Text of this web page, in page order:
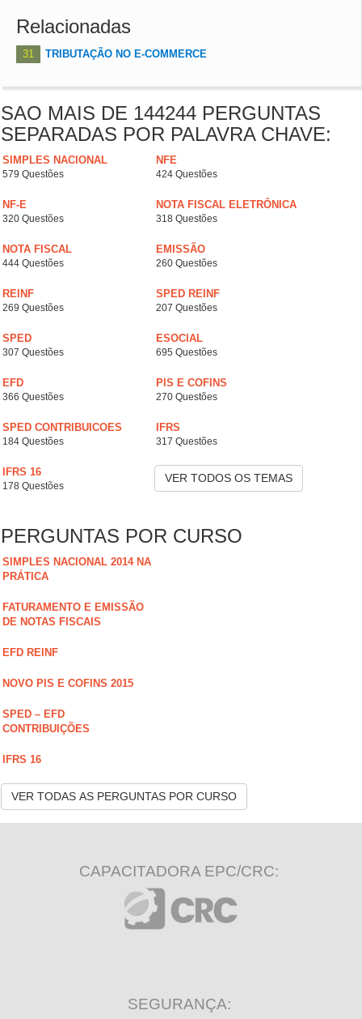
Relacionadas
31 TRIBUTAÇÃO NO E-COMMERCE
SAO MAIS DE 144244 PERGUNTAS
SEPARADAS POR PALAVRA CHAVE:
SIMPLES NACIONAL
579 Questões
NFE
424 Questões
NF-E
320 Questões
NOTA FISCAL ELETRÔNICA
318 Questões
NOTA FISCAL
444 Questões
EMISSÃO
260 Questões
REINF
269 Questões
SPED REINF
207 Questões
SPED
307 Questões
ESOCIAL
695 Questões
EFD
366 Questões
PIS E COFINS
270 Questões
SPED CONTRIBUICOES
184 Questões
IFRS
317 Questões
IFRS 16
178 Questões
VER TODOS OS TEMAS
PERGUNTAS POR CURSO
SIMPLES NACIONAL 2014 NA
PRÁTICA
FATURAMENTO E EMISSÃO
DE NOTAS FISCAIS
EFD REINF
NOVO PIS E COFINS 2015
SPED – EFD
CONTRIBUIÇÕES
IFRS 16
VER TODAS AS PERGUNTAS POR CURSO
CAPACITADORA EPC/CRC:
SEGURANÇA: